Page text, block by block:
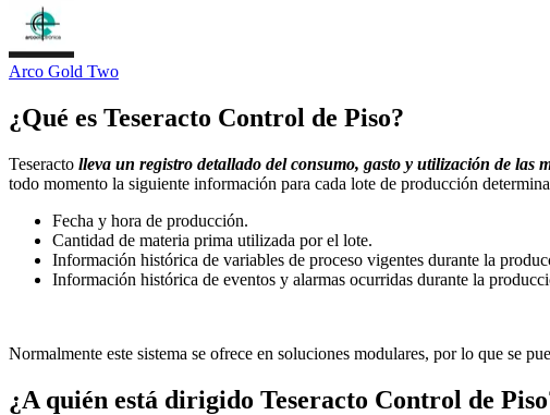
Arco Gold Two
¿Qué es Teseracto Control de Piso?
Teseracto lleva un registro detallado del consumo, gasto y utilización de las
todo momento la siguiente información para cada lote de producción
Fecha y hora de producción.
Cantidad de materia prima utilizada por el lote.
Información histórica de variables de proceso vigentes durante la
Información histórica de eventos y alarmas ocurridas durante la
Normalmente este sistema se ofrece en soluciones modulares, por lo que se
¿A quién está dirigido Teseracto Control de Piso